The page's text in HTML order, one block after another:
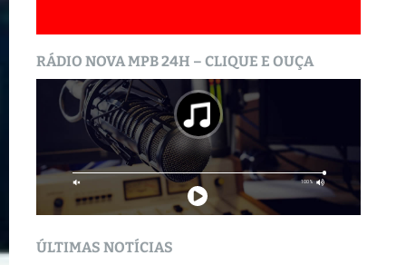
RÁDIO NOVA MPB 24H – CLIQUE E OUÇA
ÚLTIMAS NOTÍCIAS